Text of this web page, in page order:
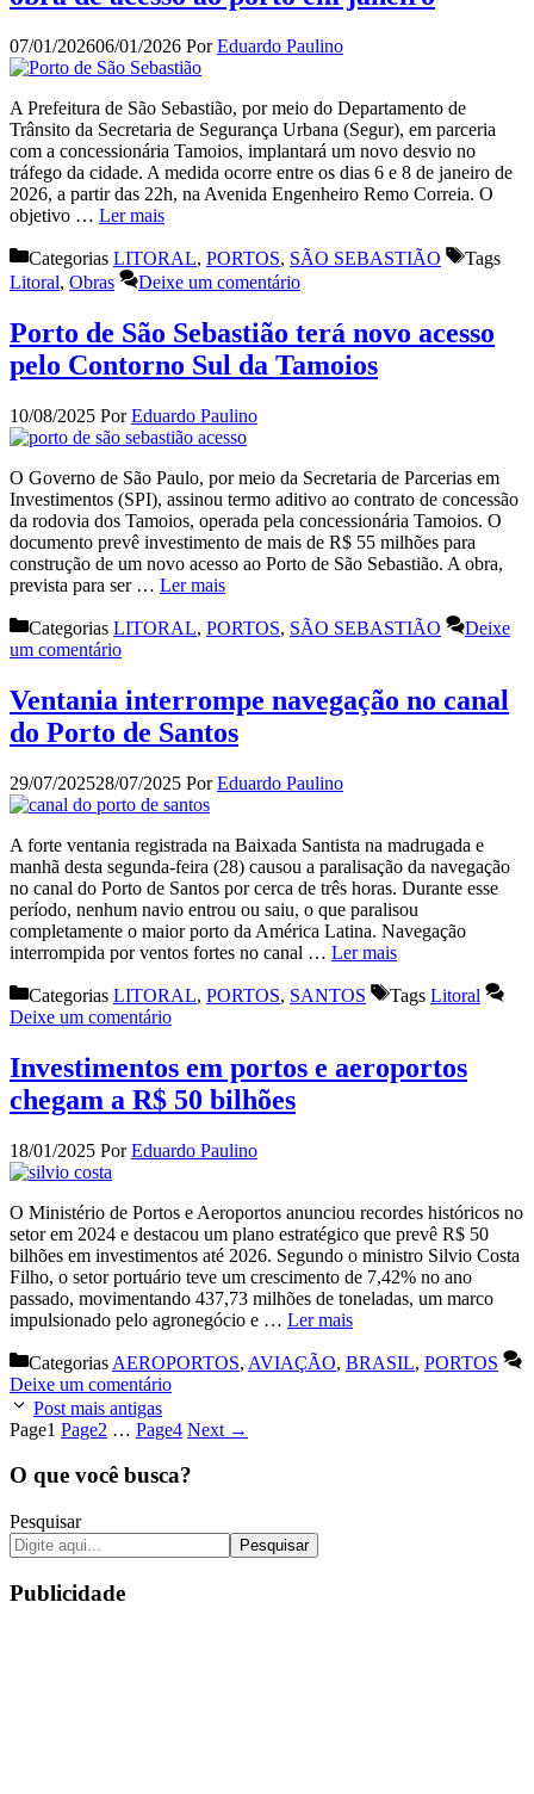
07/01/202606/01/2026 PorEduardo Paulino
A Prefeitura de São Sebastião, por meio do Departamento de
Trânsito da Secretaria de Segurança Urbana (Segur), em parceria
com a concessionária Tamoios, implantará um novo desvio no
tráfego da cidade. A medida ocorre entre os dias 6 e 8 de janeiro de
2026, a partir das 22h, na Avenida Engenheiro Remo Correia. O
objetivo … Ler mais
Categorias LITORAL, PORTOS, SÃO SEBASTIÃO
Tags
Litoral, Obras Deixe um comentário
Porto de São Sebastião terá novo acesso
pelo Contorno Sul da Tamoios
10/08/2025 PorEduardo Paulino
O Governo de São Paulo, por meio da Secretaria de Parcerias em
Investimentos (SPI), assinou termo aditivo ao contrato de concessão
da rodovia dos Tamoios, operada pela concessionária Tamoios. O
documento prevê investimento de mais de R$ 55 milhões para
construção de um novo acesso ao Porto de São Sebastião. A obra,
prevista para ser … Ler mais
Categorias LITORAL, PORTOS, SÃO SEBASTIÃO
Deixe
um comentário
Ventania interrompe navegação no canal
do Porto de Santos
29/07/202528/07/2025 PorEduardo Paulino
A forte ventania registrada na Baixada Santista na madrugada e
manhã desta segunda-feira (28) causou a paralisação da navegação
no canal do Porto de Santos por cerca de três horas. Durante esse
período, nenhum navio entrou ou saiu, o que paralisou
completamente o maior porto da América Latina. Navegação
interrompida por ventos fortes no canal … Ler mais
Categorias LITORAL, PORTOS, SANTOS Tags Litoral
Deixe um comentário
Investimentos em portos e aeroportos
chegam a R$ 50 bilhões
18/01/2025 PorEduardo Paulino
O Ministério de Portos e Aeroportos anunciou recordes históricos no
setor em 2024 e destacou um plano estratégico que prevê R$ 50
bilhões em investimentos até 2026. Segundo o ministro Silvio Costa
Filho, o setor portuário teve um crescimento de 7,42% no ano
passado, movimentando 437,73 milhões de toneladas, um marco
impulsionado pelo agronegócio e … Ler mais
Categorias AEROPORTOS, AVIAÇÃO, BRASIL, PORTOS
Deixe um comentário
Post mais antigas
Page1 Page2 … Page4 Next →
O que você busca?
Pesquisar
Pesquisar
Publicidade